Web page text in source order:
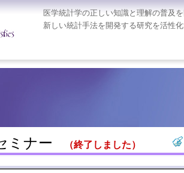
医学統計学の正しい知識と理解の普及
新しい統計手法を開発する研究を活性
ミナー （終了しました）